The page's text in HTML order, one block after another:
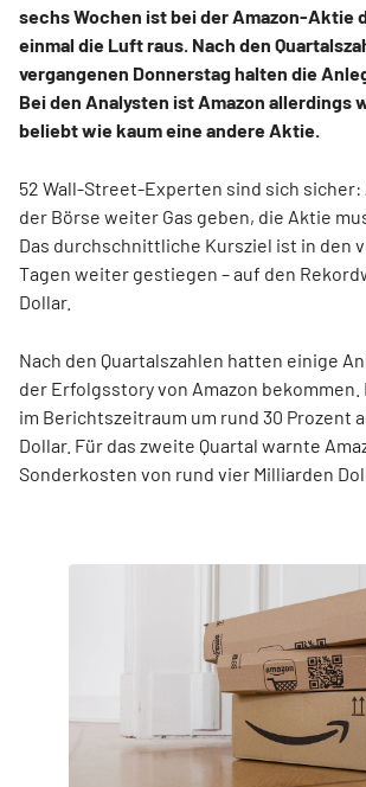
sechs Wochen ist bei der Amazon-Aktie
einmal die Luft raus. Nach den
vergangenen Donnerstag halten die
Bei den Analysten ist Amazon allerdings
beliebt wie kaum eine andere Aktie.
52 Wall-Street-Experten sind sich sicher:
der Börse weiter Gas geben, die Aktie
Das durchschnittliche Kursziel ist in den
Tagen weiter gestiegen – auf den
Dollar.
Nach den Quartalszahlen hatten einige
der Erfolgsstory von Amazon bekommen.
im Berichtszeitraum um rund 30 Prozent
Dollar. Für das zweite Quartal warnte
Sonderkosten von rund vier Milliarden